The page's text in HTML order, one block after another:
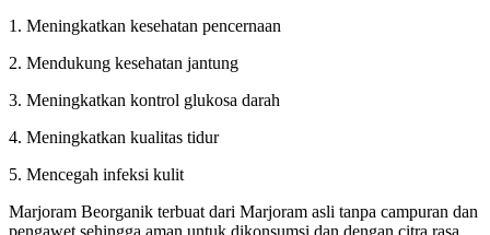
1. Meningkatkan kesehatan pencernaan
2. Mendukung kesehatan jantung
3. Meningkatkan kontrol glukosa darah
4. Meningkatkan kualitas tidur
5. Mencegah infeksi kulit
Marjoram Beorganik terbuat dari Marjoram asli tanpa campuran dan